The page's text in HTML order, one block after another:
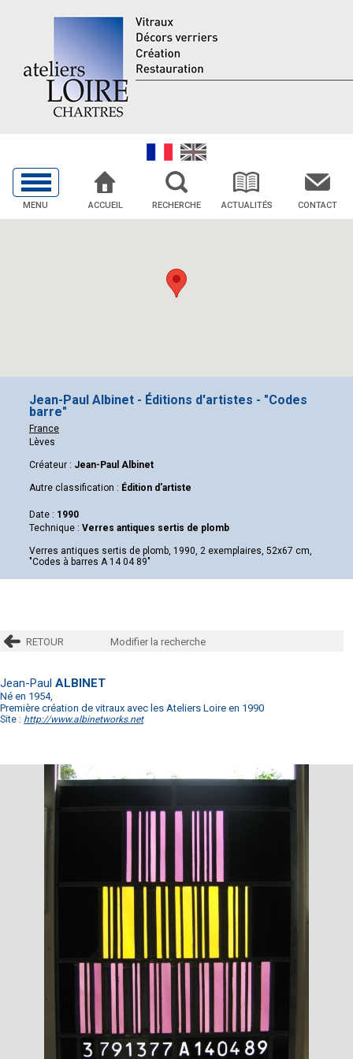
MENU ACCUEIL RECHERCHE ACTUALITÉS CONTACT
Jean-Paul Albinet - Éditions d'artistes - "Codes
barre"
France
Lèves
Créateur : Jean-Paul Albinet
Autre classification : Édition d'artiste
Date : 1990
Technique : Verres antiques sertis de plomb
Verres antiques sertis de plomb, 1990, 2 exemplaires, 52x67 cm,
"Codes à barres A 14 04 89"
RETOUR Modifier la recherche
Jean-Paul ALBINET
Né en 1954,
Première création de vitraux avec les Ateliers Loire en 1990
Site : http://www.albinetworks.net